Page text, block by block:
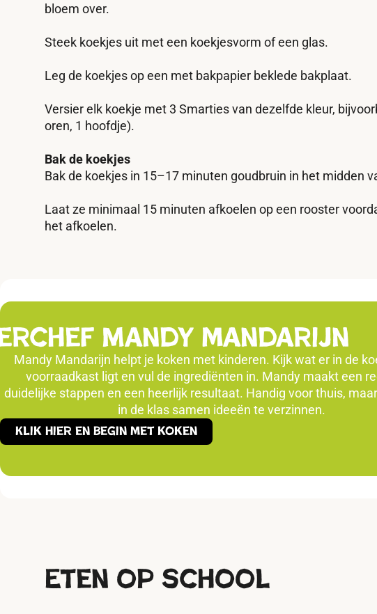
bloem over.
Steek koekjes uit met een koekjesvorm of een glas.
Leg de koekjes op een met bakpapier beklede bakplaat.
Versier elk koekje met 3 Smarties van dezelfde kleur,
oren, 1 hoofdje).
Bak de koekjes
Bak de koekjes in 15–17 minuten goudbruin in het midden
Laat ze minimaal 15 minuten afkoelen op een rooster
het afkoelen.
Mandy mandarijn
Mandy Mandarijn helpt je koken met kinderen. Kijk wat er in de
voorraadkast ligt en vul de ingrediënten in. Mandy maakt een
duidelijke stappen en een heerlijk resultaat. Handig voor thuis,
in de klas samen ideeën te verzinnen.
Klik hier en begin met koken
Eten op school